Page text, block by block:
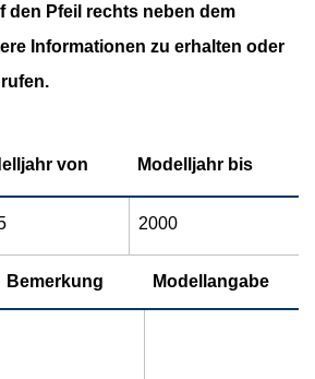
den Pfeil rechts neben dem
Informationen zu erhalten oder
von Modelljahr bis
2000
Bemerkung Modellangabe